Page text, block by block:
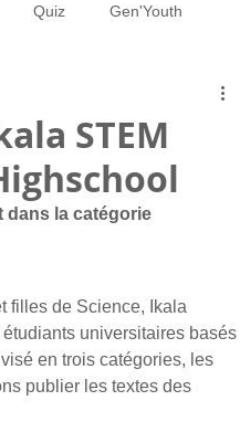
Quiz Gen'Youth
STEM
dans la catégorie
filles de Science, Ikala
universitaires basés
en trois catégories, les
publier les textes des